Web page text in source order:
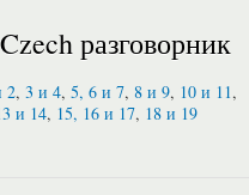
разговорник
2, 3 и 4, 5, 6 и 7, 8 и 9, 10 и 11,
и 14, 15, 16 и 17, 18 и 19